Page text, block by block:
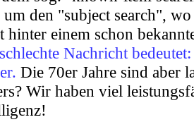
um den "subject search",
hinter einem schon
Nachricht
Die 70er Jahre sind aber
Wir haben viel